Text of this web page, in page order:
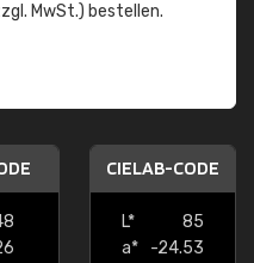
MwSt.) bestellen.
CIELAB-CODE
L*
85
a*
-24.53